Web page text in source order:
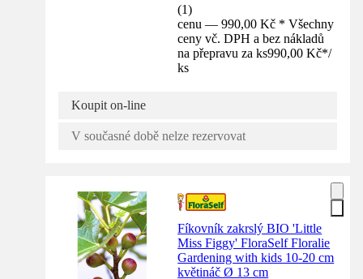
(1)
cenu — 990,00 Kč * Všechny
ceny vč. DPH a bez nákladů
na přepravu za ks990,00 Kč*/
ks
Koupit on-line
V současné době nelze rezervovat
Fíkovník zakrslý BIO 'Little
Miss Figgy' FloraSelf Floralie
Gardening with kids 10-20 cm
květináč Ø 13 cm